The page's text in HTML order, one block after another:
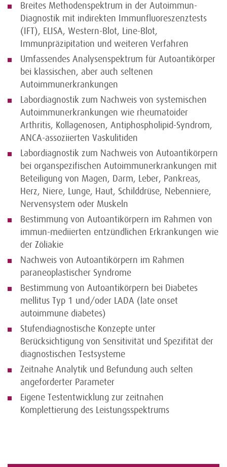
Breites Methodenspektrum in der Autoimmun-
Diagnostik mit indirekten Immunfluoreszenztests
(IFT), ELISA, Western-Blot, Line-Blot,
Immunpräzipitation und weiteren Verfahren
Umfassendes Analysenspektrum für Autoantikörper
bei klassischen, aber auch seltenen
Autoimmunerkrankungen
Labordiagnostik zum Nachweis von systemischen
Autoimmunerkrankungen wie rheumatoider
Arthritis, Kollagenosen, Antiphospholipid-Syndrom,
ANCA-assoziierten Vaskulitiden
Labordiagnostik zum Nachweis von Autoantikörpern
bei organspezifischen Autoimmunerkrankungen mit
Beteiligung von Magen, Darm, Leber, Pankreas,
Herz, Niere, Lunge, Haut, Schilddrüse, Nebenniere,
Nervensystem oder Muskeln
Bestimmung von Autoantikörpern im Rahmen von
immun-mediierten entzündlichen Erkrankungen wie
der Zöliakie
Nachweis von Autoantikörpern im Rahmen
paraneoplastischer Syndrome
Bestimmung von Autoantikörpern bei Diabetes
mellitus Typ 1 und/oder LADA (late onset
autoimmune diabetes)
Stufendiagnostische Konzepte unter
Berücksichtigung von Sensitivität und Spezifität der
diagnostischen Testsysteme
Zeitnahe Analytik und Befundung auch selten
angeforderter Parameter
Eigene Testentwicklung zur zeitnahen
Komplettierung des Leistungsspektrums